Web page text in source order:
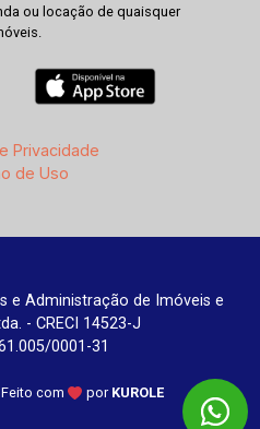
ou locação de quaisquer
Privacidade
de Uso
e Administração de Imóveis e
- CRECI 14523-J
0001-31
Feito com por KUROLE